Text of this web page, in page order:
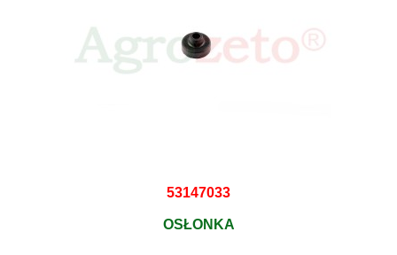
53147033
OSŁONKA